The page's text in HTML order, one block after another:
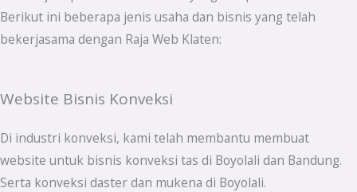
Berikut ini beberapa jenis usaha dan bisnis yang telah
bekerjasama dengan Raja Web Klaten:
Website Bisnis Konveksi
Di industri konveksi, kami telah membantu membuat
website untuk bisnis konveksi tas di Boyolali dan Bandung.
Serta konveksi daster dan mukena di Boyolali.